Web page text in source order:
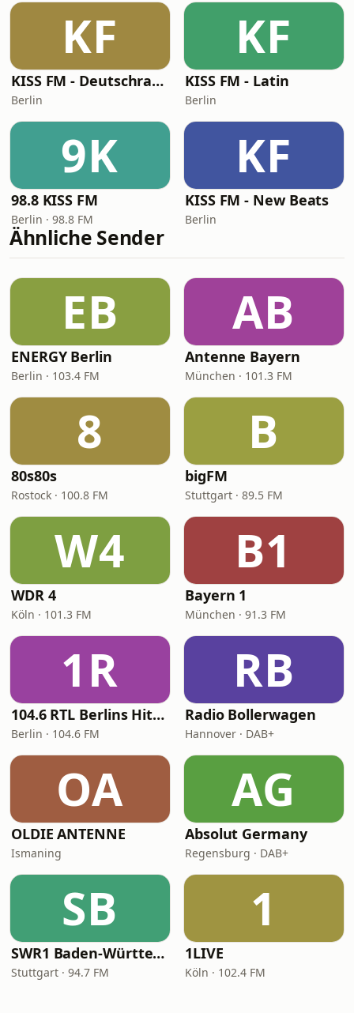
KF
KISS FM - Deutschrap Hits
Berlin
KF
KISS FM - Latin
Berlin
9K
98.8 KISS FM
Berlin · 98.8 FM
KF
KISS FM - New Beats
Berlin
Ähnliche Sender
EB
ENERGY Berlin
Berlin · 103.4 FM
AB
Antenne Bayern
München · 101.3 FM
8
80s80s
Rostock · 100.8 FM
B
bigFM
Stuttgart · 89.5 FM
W4
WDR 4
Köln · 101.3 FM
B1
Bayern 1
München · 91.3 FM
1R
104.6 RTL Berlins Hitradio
Berlin · 104.6 FM
RB
Radio Bollerwagen
Hannover · DAB+
OA
OLDIE ANTENNE
Ismaning
AG
Absolut Germany
Regensburg · DAB+
SB
SWR1 Baden-Württemberg
Stuttgart · 94.7 FM
1
1LIVE
Köln · 102.4 FM